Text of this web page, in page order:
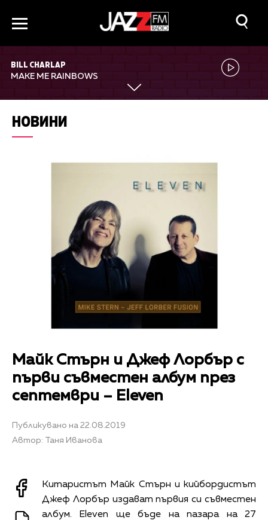
BILL CHARLAP
MAKE ME RAINBOWS
НОВИНИ
Майк Стърн и Джеф Лорбър с
първи съвместен албум през
септември – Eleven
Публикувано на 22.08.2019
Автор: Таня Иванова
Китаристът Майк Стърн и кийбордистът
Джеф Лорбър издават първия си съвместен
албум. Eleven ще бъде на пазара на 27